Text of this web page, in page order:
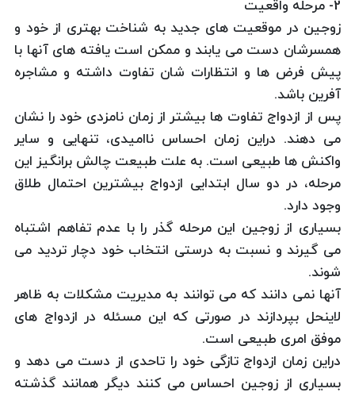
2- مرحله واقعیت
زوجین در موقعیت های جدید به شناخت بهتری از خود و
همسرشان دست می یابند و ممكن است یافته های آنها با
پیش فرض ها و انتظارات شان تفاوت داشته و مشاجره
آفرین باشد.
پس از ازدواج تفاوت ها بیشتر از زمان نامزدی خود را نشان
می دهند. دراین زمان احساس ناامیدی، تنهایی و سایر
واكنش ها طبیعی است. به علت طبیعت چالش برانگیز این
مرحله، در دو سال ابتدایی ازدواج بیشترین احتمال طلاق
وجود دارد.
بسیاری از زوجین این مرحله گذر را با عدم تفاهم اشتباه
می گیرند و نسبت به درستی انتخاب خود دچار تردید می
شوند.
آنها نمی دانند كه می توانند به مدیریت مشكلات به ظاهر
لاینحل بپردازند در صورتی كه این مسئله در ازدواج های
موفق امری طبیعی است.
دراین زمان ازدواج تازگی خود را تاحدی از دست می دهد و
بسیاری از زوجین احساس می كنند دیگر همانند گذشته